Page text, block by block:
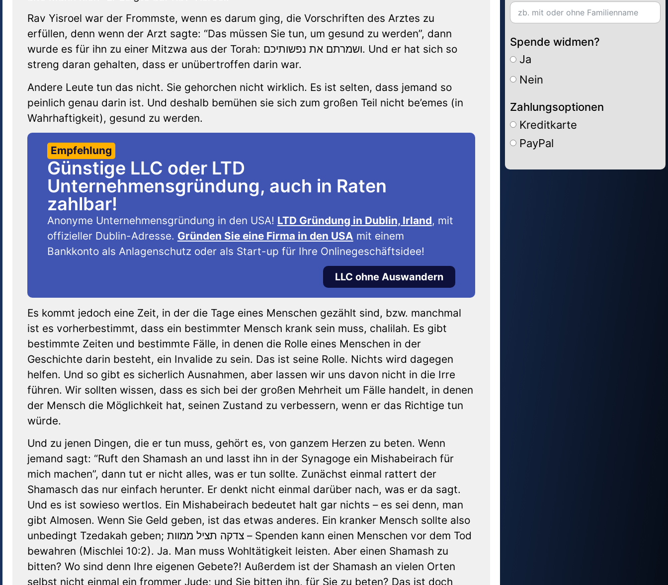
Rav Yisroel war der Frommste, wenn es darum ging, die Vorschriften des Arztes zu
erfüllen, denn wenn der Arzt sagte: “Das müssen Sie tun, um gesund zu werden”, dann
wurde es für ihn zu einer Mitzwa aus der Torah: ושמרתם את נפשותיכם. Und er hat sich so
streng daran gehalten, dass er unübertroffen darin war.
Andere Leute tun das nicht. Sie gehorchen nicht wirklich. Es ist selten, dass jemand so
peinlich genau darin ist. Und deshalb bemühen sie sich zum großen Teil nicht be’emes (in
Wahrhaftigkeit), gesund zu werden.
Empfehlung
Günstige LLC oder LTD
Unternehmensgründung, auch in Raten
zahlbar!
Anonyme Unternehmensgründung in den USA! LTD Gründung in Dublin, Irland, mit
offizieller Dublin-Adresse. Gründen Sie eine Firma in den USA mit einem
Bankkonto als Anlagenschutz oder als Start-up für Ihre Onlinegeschäftsidee!
LLC ohne Auswandern
Es kommt jedoch eine Zeit, in der die Tage eines Menschen gezählt sind, bzw. manchmal
ist es vorherbestimmt, dass ein bestimmter Mensch krank sein muss, chalilah. Es gibt
bestimmte Zeiten und bestimmte Fälle, in denen die Rolle eines Menschen in der
Geschichte darin besteht, ein Invalide zu sein. Das ist seine Rolle. Nichts wird dagegen
helfen. Und so gibt es sicherlich Ausnahmen, aber lassen wir uns davon nicht in die Irre
führen. Wir sollten wissen, dass es sich bei der großen Mehrheit um Fälle handelt, in denen
der Mensch die Möglichkeit hat, seinen Zustand zu verbessern, wenn er das Richtige tun
würde.
Und zu jenen Dingen, die er tun muss, gehört es, von ganzem Herzen zu beten. Wenn
jemand sagt: “Ruft den Shamash an und lasst ihn in der Synagoge ein Mishabeirach für
mich machen”, dann tut er nicht alles, was er tun sollte. Zunächst einmal rattert der
Shamasch das nur einfach herunter. Er denkt nicht einmal darüber nach, was er da sagt.
Und es ist sowieso wertlos. Ein Mishabeirach bedeutet halt gar nichts – es sei denn, man
gibt Almosen. Wenn Sie Geld geben, ist das etwas anderes. Ein kranker Mensch sollte also
unbedingt Tzedakah geben; צדקה תציל ממוות – Spenden kann einen Menschen vor dem Tod
bewahren (Mischlei 10:2). Ja. Man muss Wohltätigkeit leisten. Aber einen Shamash zu
bitten? Wo sind denn Ihre eigenen Gebete?! Außerdem ist der Shamash an vielen Orten
selbst nicht einmal ein frommer Jude; und Sie bitten ihn, für Sie zu beten? Das ist doch
Spende widmen?
Ja
Nein
Zahlungsoptionen
Kreditkarte
PayPal
Alternative: